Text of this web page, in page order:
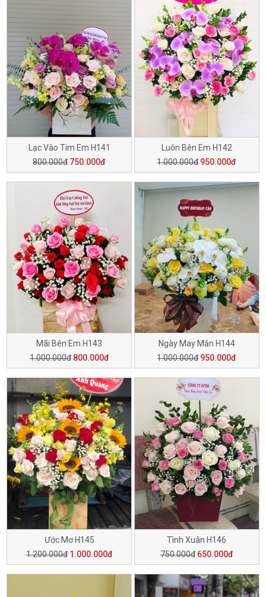
Lạc Vào Tim Em H141
800.000đ 750.000đ
Luôn Bên Em H142
1.000.000đ 950.000đ
Mãi Bên Em H143
1.000.000đ 800.000đ
Ngày May Mắn H144
1.000.000đ 950.000đ
Ước Mơ H145
1.200.000đ 1.000.000đ
Tình Xuân H146
750.000đ 650.000đ